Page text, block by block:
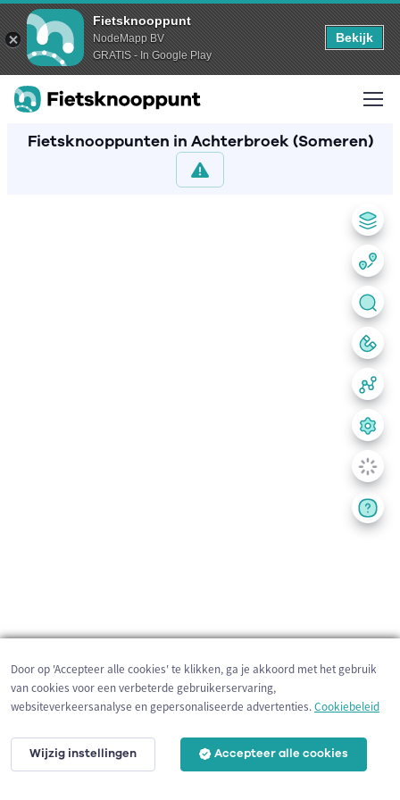
Fietsknooppunt
NodeMapp BV
GRATIS - In Google Play
Bekijk
Fietsknooppunten in Achterbroek (Someren)
200 m
Door op 'Accepteer alle cookies' te klikken, ga je akkoord met het gebruik
van cookies voor een verbeterde gebruikerservaring,
websiteverkeersanalyse en gepersonaliseerde advertenties.Cookiebeleid
Wijzig instellingen Accepteer alle cookies